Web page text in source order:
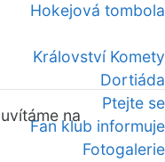
Hokejová tombola
Království Komety
Dortiáda
Ptejte se
Fan klub informuje
Fotogalerie
na